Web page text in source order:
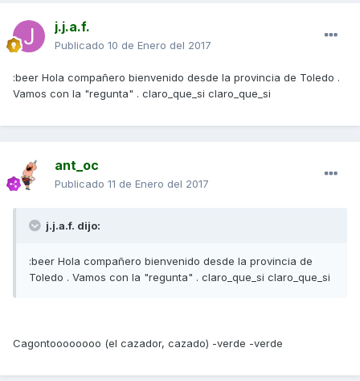
j.j.a.f.
Publicado 10 de Enero del 2017
:beer Hola compañero bienvenido desde la provincia de Toledo .
Vamos con la "regunta" . claro_que_si claro_que_si
ant_oc
Publicado 11 de Enero del 2017
j.j.a.f. dijo:
:beer Hola compañero bienvenido desde la provincia de
Toledo . Vamos con la "regunta" . claro_que_si claro_que_si
Cagontoooooooo (el cazador, cazado) -verde -verde